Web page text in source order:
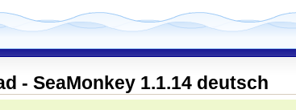
- SeaMonkey 1.1.14 deutsch